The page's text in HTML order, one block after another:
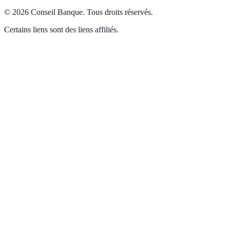
© 2026 Conseil Banque. Tous droits réservés.
Certains liens sont des liens affiliés.